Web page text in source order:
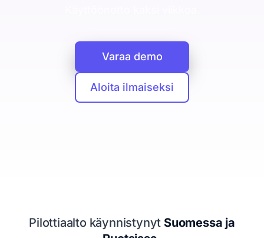
Booking Agent
Chat-keskustelusta myyjän kalenteriin
Varaa demo
Aloita ilmaiseksi
Pilottiaalto käynnistynyt Suomessa ja